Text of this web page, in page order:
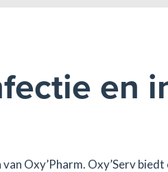
en
Oxy’Pharm. Oxy’Serv